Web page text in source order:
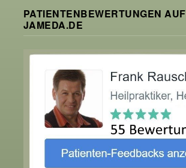
PATIENTENBEWERTUNGEN AUF
JAMEDA.DE